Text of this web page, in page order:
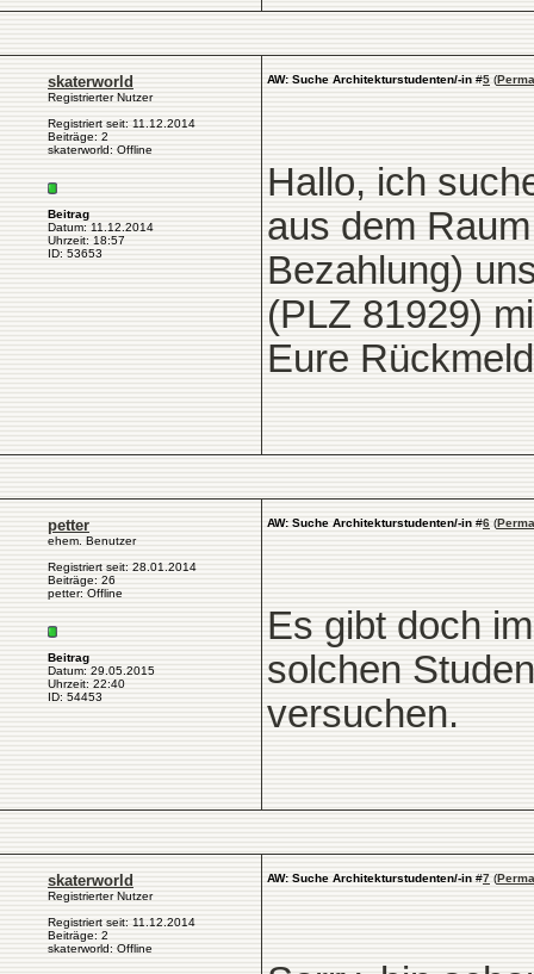
skaterworld
Registrierter Nutzer
Registriert seit: 11.12.2014
Beiträge: 2
skaterworld: Offline
Beitrag
Datum: 11.12.2014
Uhrzeit: 18:57
ID: 53653
AW: Suche Architekturstudenten/-in #5 (
Hallo, ich
aus dem
Bezahlung)
(PLZ 81929)
Eure
petter
ehem. Benutzer
Registriert seit: 28.01.2014
Beiträge: 26
petter: Offline
Beitrag
Datum: 29.05.2015
Uhrzeit: 22:40
ID: 54453
AW: Suche Architekturstudenten/-in #6 (
Es gibt doch
solchen
versuchen.
skaterworld
Registrierter Nutzer
Registriert seit: 11.12.2014
Beiträge: 2
skaterworld: Offline
AW: Suche Architekturstudenten/-in #7 (